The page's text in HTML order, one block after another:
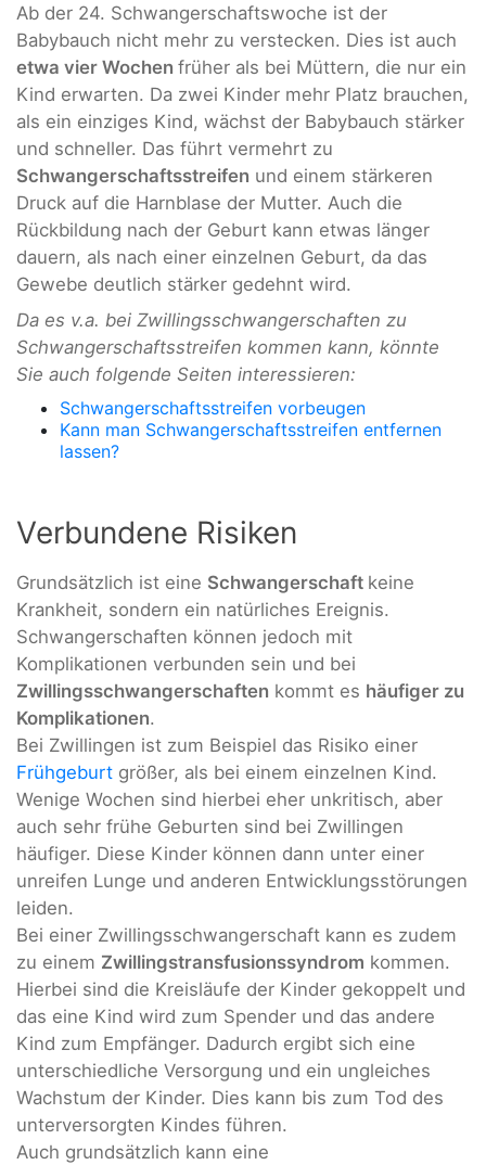
Ab der 24. Schwangerschaftswoche ist der
Babybauch nicht mehr zu verstecken. Dies ist auch
etwa vier Wochen früher als bei Müttern, die nur ein
Kind erwarten. Da zwei Kinder mehr Platz brauchen,
als ein einziges Kind, wächst der Babybauch stärker
und schneller. Das führt vermehrt zu
Schwangerschaftsstreifen und einem stärkeren
Druck auf die Harnblase der Mutter. Auch die
Rückbildung nach der Geburt kann etwas länger
dauern, als nach einer einzelnen Geburt, da das
Gewebe deutlich stärker gedehnt wird.
Da es v.a. bei Zwillingsschwangerschaften zu
Schwangerschaftsstreifen kommen kann, könnte
Sie auch folgende Seiten interessieren:
Schwangerschaftsstreifen vorbeugen
Kann man Schwangerschaftsstreifen entfernen
lassen?
Verbundene Risiken
Grundsätzlich ist eine Schwangerschaft keine
Krankheit, sondern ein natürliches Ereignis.
Schwangerschaften können jedoch mit
Komplikationen verbunden sein und bei
Zwillingsschwangerschaften kommt es häufiger zu
Komplikationen.
Bei Zwillingen ist zum Beispiel das Risiko einer
Frühgeburt größer, als bei einem einzelnen Kind.
Wenige Wochen sind hierbei eher unkritisch, aber
auch sehr frühe Geburten sind bei Zwillingen
häufiger. Diese Kinder können dann unter einer
unreifen Lunge und anderen Entwicklungsstörungen
leiden.
Bei einer Zwillingsschwangerschaft kann es zudem
zu einem Zwillingstransfusionssyndrom kommen.
Hierbei sind die Kreisläufe der Kinder gekoppelt und
das eine Kind wird zum Spender und das andere
Kind zum Empfänger. Dadurch ergibt sich eine
unterschiedliche Versorgung und ein ungleiches
Wachstum der Kinder. Dies kann bis zum Tod des
unterversorgten Kindes führen.
Auch grundsätzlich kann eine